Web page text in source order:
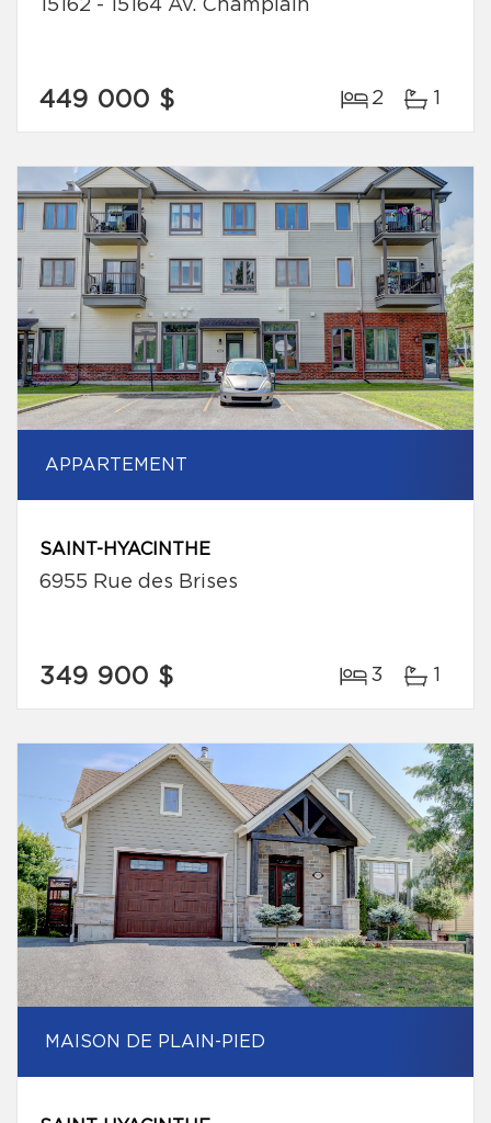
15162 - 15164 Av. Champlain
449 000 $ 2 1
APPARTEMENT
SAINT-HYACINTHE
6955 Rue des Brises
349 900 $ 3 1
MAISON DE PLAIN-PIED